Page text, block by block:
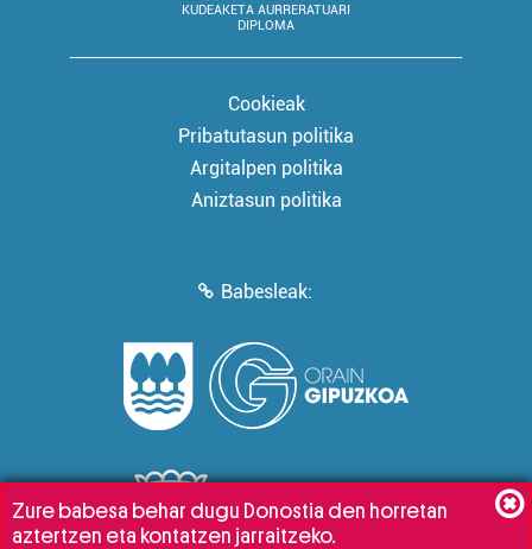
KUDEAKETA AURRERATUARI
DIPLOMA
Cookieak
Pribatutasun politika
Argitalpen politika
Aniztasun politika
Babesleak:
Zure babesa behar dugu Donostia den horretan
aztertzen eta kontatzen jarraitzeko.